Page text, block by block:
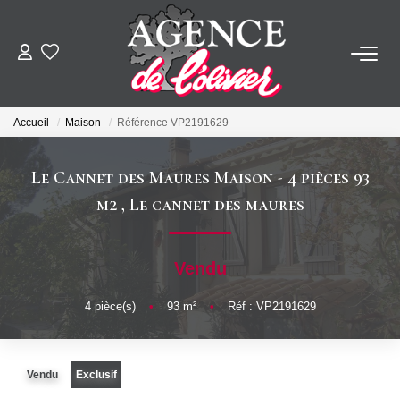
ACHETER
ESTIMER
SYNDIC
Accueil Maison Référence VP2191629
Le Cannet des Maures Maison - 4 pièces 93
m2 , Le cannet des maures
Vendu
4pièce(s) • 93m² • Réf : VP2191629
Vendu Exclusif